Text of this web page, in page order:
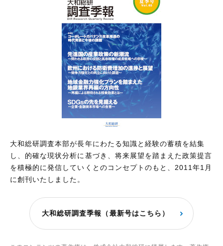
大和総研調査本部が長年にわたる知識と経験の蓄積を結集
し、的確な現状分析に基づき、将来展望を踏まえた政策提言
を積極的に発信していくとのコンセプトのもと、2011年1月
に創刊いたしました。
大和総研調査季報（最新号はこちら）